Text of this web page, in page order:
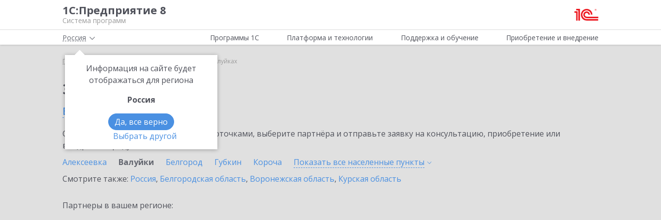
1С:Предприятие 8
Система программ
Россия
Информация на сайте будет
отображаться для региона
Россия
Да, все верно
Выбрать другой
Программы 1С Платформа и технологии Поддержка и обучение Приобретение и внедрение
Главная 1C-Store в Валуйках
Заказать 1C-Store
в Валуйках
Ознакомьтесь с информационными карточками, выберите партнёра и отправьте заявку на консультацию, приобретение или
внедрение продукта.
Алексеевка
Валуйки Белгород Губкин Короча Показать все населенные пункты
Смотрите также: Россия, Белгородская область, Воронежская область, Курская область
Партнеры в вашем регионе: